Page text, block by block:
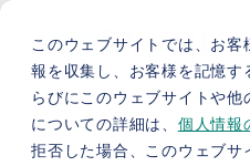
このウェブサイトでは、お
報を収集し、お客様を記憶
らびにこのウェブサイトや
についての詳細は、 個人情報
拒否した場合、このウェブ
5分で分かるバイウィル